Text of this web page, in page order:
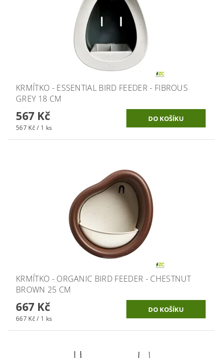
KRMÍTKO - ESSENTIAL BIRD FEEDER - FIBROUS
GREY 18 CM
567 Kč
567 Kč / 1 ks
KRMÍTKO - ORGANIC BIRD FEEDER - CHESTNUT
BROWN 25 CM
667 Kč
667 Kč / 1 ks